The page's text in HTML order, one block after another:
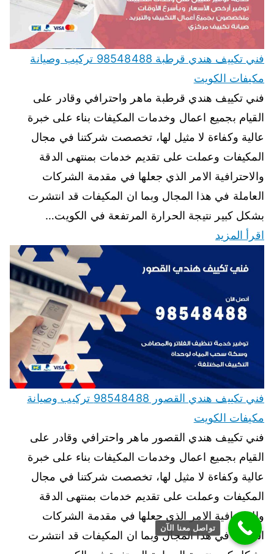
فني تكييف هندي قرطبة 98548488 تركيب وصيانة
مكيفات الكويت
فني تكييف هندي قرطبة ماهر واحترافي وقادر على
القيام بجميع اعمال وخدمات المكيفات بناء على خبرة
عالية وكفاءة لا مثيل لها، تخصصت شركتنا في مجال
المكيفات وعملت على تقديم خدمات بمنتهى الدقة
والاحترافية الامر الذي جعلها في مقدمة الشركات
العاملة في هذا المجال وبما ان المكيفات قد انتشرت
بشكل كبير نتيجة الحرارة المرتفعة في الكويت…
اقرأ المزيد
فني تكييف هندي القصور 98548488 تركيب وصيانة
مكيفات الكويت
فني تكييف هندي القصور ماهر واحترافي وقادر على
القيام بجميع اعمال وخدمات المكيفات بناء على خبرة
عالية وكفاءة لا مثيل لها، تخصصت شركتنا في مجال
المكيفات وعملت على تقديم خدمات بمنتهى الدقة
والاحترافية الامر الذي جعلها في مقدمة الشركات
العاملة في هذا المجال وبما ان المكيفات قد انتشرت
تواصل معنا الآن